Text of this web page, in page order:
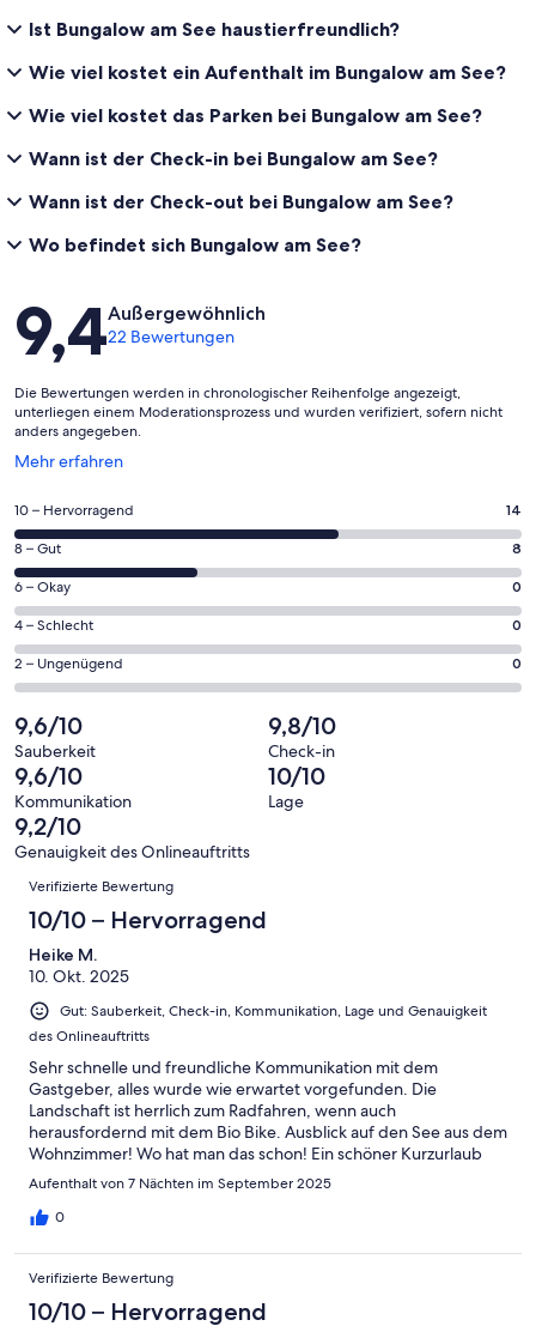
Ist Bungalow am See haustierfreundlich?
Wie viel kostet ein Aufenthalt im Bungalow am See?
Wie viel kostet das Parken bei Bungalow am See?
Wann ist der Check-in bei Bungalow am See?
Wann ist der Check-out bei Bungalow am See?
Wo befindet sich Bungalow am See?
Bewertungen
9,4Außergewöhnlich
22 Bewertungen
Die Bewertungen werden in chronologischer Reihenfolge angezeigt,
unterliegen einem Moderationsprozess und wurden verifiziert, sofern nicht
anders angegeben.
Mehr erfahren
Wird
einem
neuen
Fenster
geöffnet
14
von
insgesamt
22
Gästebewertungen
haben
eine
Bewertung
von
10
-
Hervorragend
10 – Hervorragend 14
8
von
insgesamt
22
Gästebewertungen
haben
Bewertung
von
8
-
Gut
8 – Gut 8
0
von
insgesamt
22
Gästebewertungen
haben
eine
Bewertung
von
6
-
Okay
6 – Okay 0
0
von
insgesamt
Gästebewertungen
haben
eine
Bewertung
von
4
4 – Schlecht 0
0
von
insgesamt
22
Gästebewertungen
haben
eine
Bewertung
2 – Ungenügend 0
9,6/10
Sauberkeit
9,8/10
Check-in
9,6/10
Kommunikation
10/10
Lage
9,2/10
Genauigkeit des Onlineauftritts
Bewertungen
Verifizierte Bewertung
10/10 – Hervorragend
Heike M.
10. Okt. 2025
Gut: Sauberkeit, Check-in, Kommunikation, Lage und Genauigkeit
des Onlineauftritts
Sehr schnelle und freundliche Kommunikation mit dem
Gastgeber, alles wurde wie erwartet vorgefunden. Die
Landschaft ist herrlich zum Radfahren, wenn auch
herausfordernd mit dem Bio Bike. Ausblick auf den See aus dem
Wohnzimmer! Wo hat man das schon! Ein schöner Kurzurlaub
und bestimmt nicht der letzte in dieser Gegend!
Aufenthalt von 7 Nächten im September 2025
0
Verifizierte Bewertung
10/10 – Hervorragend